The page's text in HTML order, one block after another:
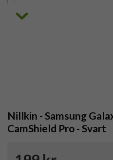
Nillkin - Samsung
CamShield Pro - Svart